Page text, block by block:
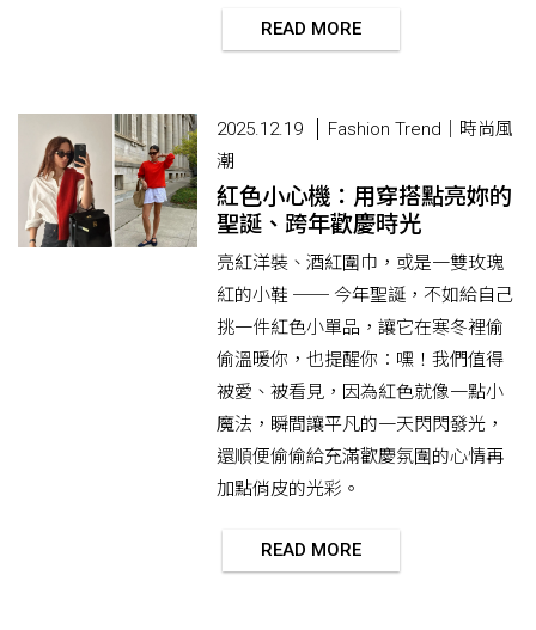
READ MORE
2025.12.19
Fashion Trend｜時尚風
潮
紅色小心機：用穿搭點亮妳的
聖誕、跨年歡慶時光
亮紅洋裝、酒紅圍巾，或是一雙玫瑰
紅的小鞋 ── 今年聖誕，不如給自己
挑一件紅色小單品，讓它在寒冬裡偷
偷溫暖你，也提醒你：嘿！我們值得
被愛、被看見，因為紅色就像一點小
魔法，瞬間讓平凡的一天閃閃發光，
還順便偷偷給充滿歡慶氛圍的心情再
加點俏皮的光彩。
READ MORE